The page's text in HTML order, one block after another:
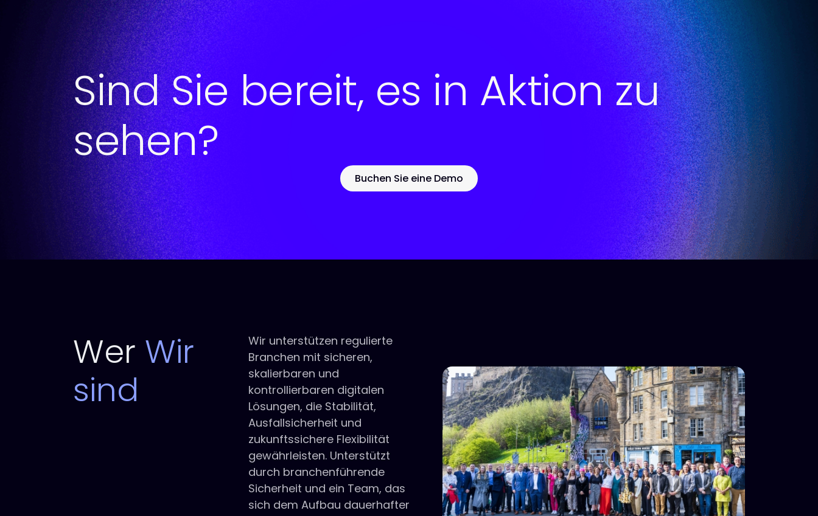
Sind Sie bereit, es in Aktion zu
sehen?
Buchen Sie eine Demo
Wer Wir
sind
Wir unterstützen regulierte
Branchen mit sicheren,
skalierbaren und
kontrollierbaren digitalen
Lösungen, die Stabilität,
Ausfallsicherheit und
zukunftssichere Flexibilität
gewährleisten. Unterstützt
durch branchenführende
Sicherheit und ein Team, das
sich dem Aufbau dauerhafter